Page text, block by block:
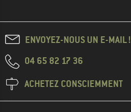
ENVOYEZ-NOUS UN E-MAIL !
04 65 82 17 36
ACHETEZ CONSCIEMMENT